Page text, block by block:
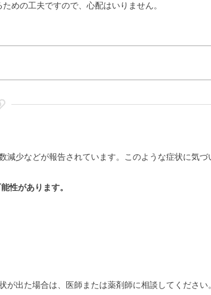
めの工夫ですので、心配はいりません。
少などが報告されています。このような症状に気づ
性があります。
出た場合は、医師または薬剤師に相談してください。